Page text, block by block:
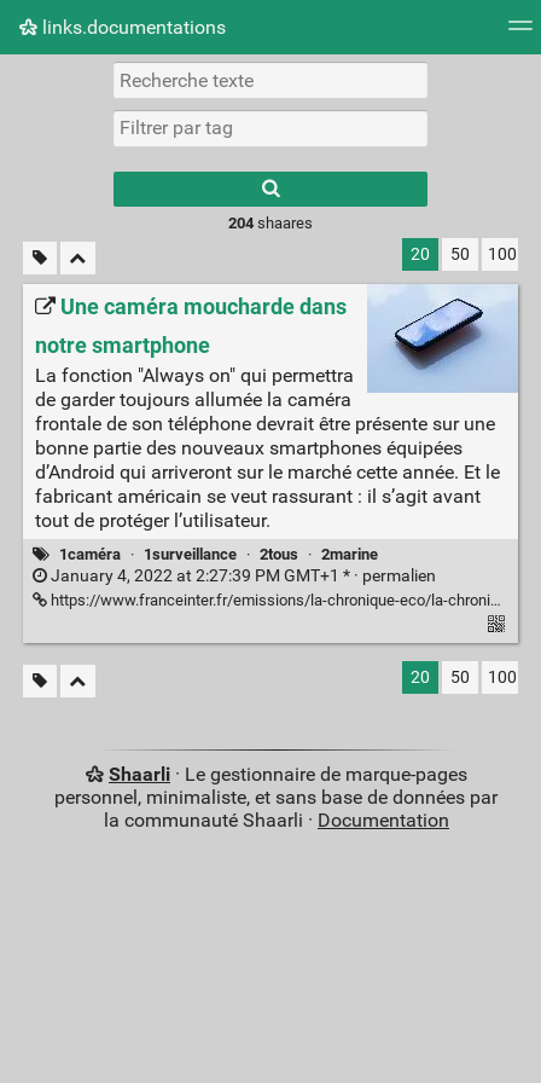
links.documentations
Nuage de tags Mur d'images
results.
204shaares
20 50 100
Une caméra moucharde dans
notre smartphone
La fonction "Always on" qui permettra
de garder toujours allumée la caméra
frontale de son téléphone devrait être présente sur une
bonne partie des nouveaux smartphones équipées
d’Android qui arriveront sur le marché cette année. Et le
fabricant américain se veut rassurant : il s’agit avant
tout de protéger l’utilisateur.
1caméra · 1surveillance · 2tous · 2marine
January 4, 2022 at 2:27:39 PM GMT+1 * · permalien
https://www.franceinter.fr/emissions/la-chronique-eco/la-chronique-eco-du-samedi-01-janvier-2022
20 50 100
Shaarli· Le gestionnaire de marque-pages
personnel, minimaliste, et sans base de données par
la communauté Shaarli · Documentation